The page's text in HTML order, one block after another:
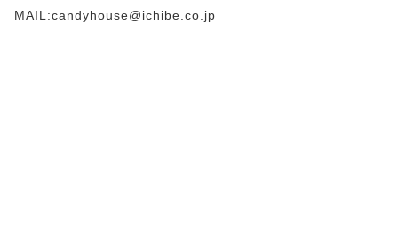
MAIL:candyhouse@ichibe.co.jp